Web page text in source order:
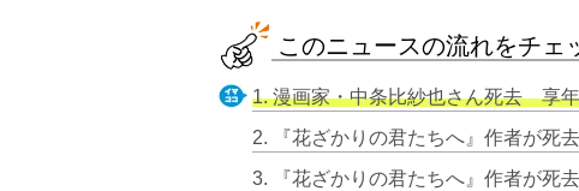
このニュースの流れをチェ
1. 漫画家・中条比紗也さん死去 享年50